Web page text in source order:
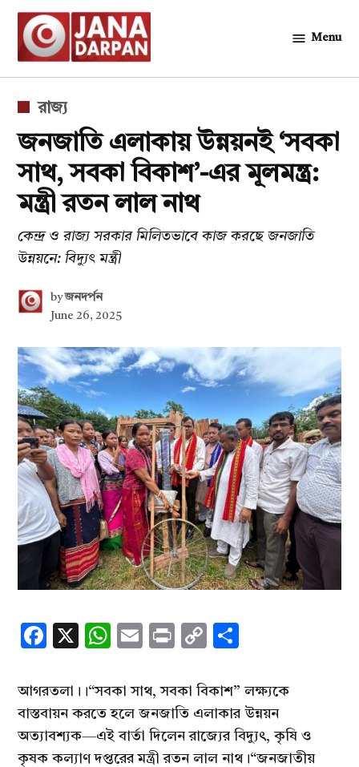
Skip
content
Menu
POSTED
রাজ্য
জনজাতি এলাকায় উন্নয়নই ‘সবকা
সাথ, সবকা বিকাশ’-এর মূলমন্ত্র:
মন্ত্রী রতন লাল নাথ
কেন্দ্র ও রাজ্য সরকার মিলিতভাবে কাজ করছে জনজাতি
উন্নয়নে: বিদ্যুৎ মন্ত্রী
by জনদর্পন
June 26, 2025
Facebook
X WhatsApp
EmailPrintCopy
আগরতলা।।“সবকা সাথ, সবকা বিকাশ” লক্ষ্যকে
বাস্তবায়ন করতে হলে জনজাতি এলাকার উন্নয়ন
অত্যাবশ্যক—এই বার্তা দিলেন রাজ্যের বিদ্যুৎ, কৃষি ও
কৃষক কল্যাণ দপ্তরের মন্ত্রী রতন লাল নাথ।“জনজাতীয়